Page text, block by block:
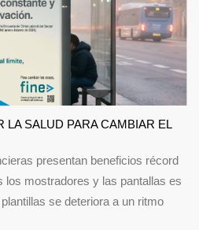
LA SALUD PARA CAMBIAR EL
presentan beneficios récord
los mostradores y las pantallas es
se deteriora a un ritmo